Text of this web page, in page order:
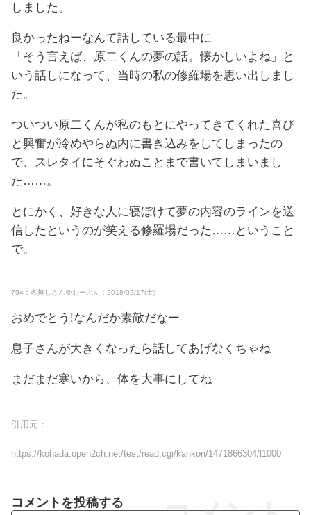
しました。
良かったねーなんて話している最中に
「そう言えば、原二くんの夢の話。懐かしいよね」と
いう話しになって、当時の私の修羅場を思い出しまし
た。
ついつい原二くんが私のもとにやってきてくれた喜び
と興奮が冷めやらぬ内に書き込みをしてしまったの
で、スレタイにそぐわぬことまで書いてしまいまし
た……。
とにかく、好きな人に寝ぼけて夢の内容のラインを送
信したというのが笑える修羅場だった……ということ
で。
794：名無しさん＠おーぷん：2018/02/17(土)
おめでとう!なんだか素敵だなー
息子さんが大きくなったら話してあげなくちゃね
まだまだ寒いから、体を大事にしてね
引用元：
https://kohada.open2ch.net/test/read.cgi/kankon/1471866304/l1000
コメントを投稿する